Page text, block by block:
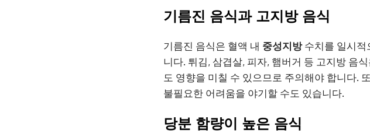
기름진 음식과 고지방 음식
기름진 음식은 혈액 내 중성지방수치를 일시적
니다. 튀김, 삼겹살, 피자, 햄버거 등 고지방 음
도 영향을 미칠 수 있으므로 주의해야 합니다.
불필요한 어려움을 야기할 수도 있습니다.
당분 함량이 높은 음식